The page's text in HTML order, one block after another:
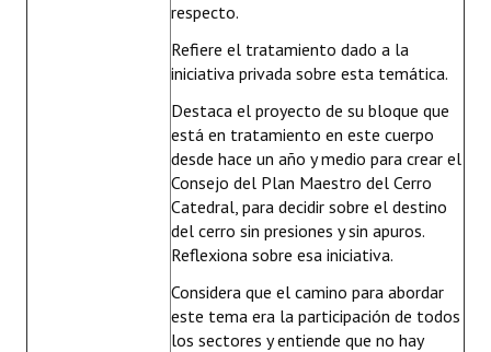
respecto.
Refiere el tratamiento dado a la
iniciativa privada sobre esta temática.
Destaca el proyecto de su bloque que
está en tratamiento en este cuerpo
desde hace un año y medio para crear el
Consejo del Plan Maestro del Cerro
Catedral, para decidir sobre el destino
del cerro sin presiones y sin apuros.
Reflexiona sobre esa iniciativa.
Considera que el camino para abordar
este tema era la participación de todos
los sectores y entiende que no hay